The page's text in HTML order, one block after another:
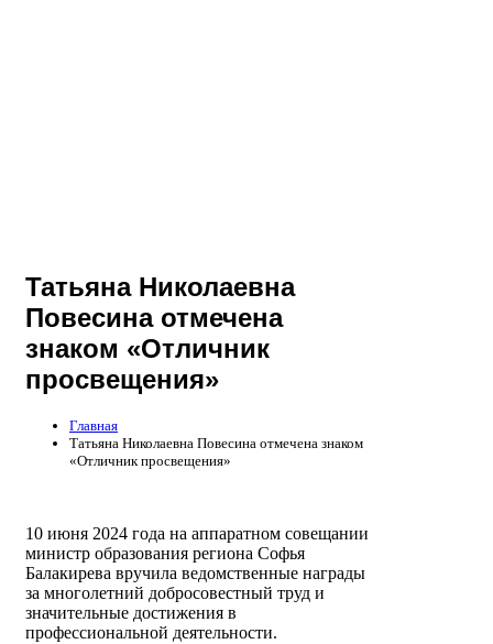
Татьяна Николаевна
Повесина отмечена
знаком «Отличник
просвещения»
Главная
Татьяна Николаевна Повесина отмечена знаком
«Отличник просвещения»
10 июня 2024 года на аппаратном совещании
министр образования региона Софья
Балакирева вручила ведомственные награды
за многолетний добросовестный труд и
значительные достижения в
профессиональной деятельности.